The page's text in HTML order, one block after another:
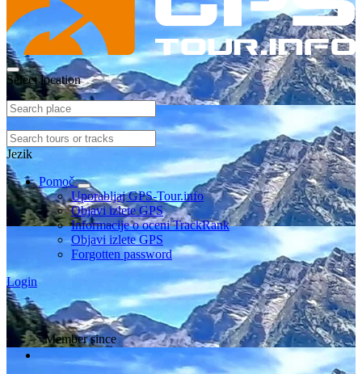
Select location
Jezik
Pomoč
Uporabljaj GPS-Tour.info
Objavi izlete GPS
Informacije o oceni TrackRank
Objavi izlete GPS
Forgotten password
Login
Member since